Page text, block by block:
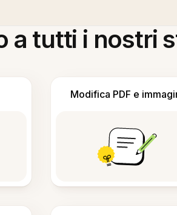
a tutti i nostri
Modifica PDF e